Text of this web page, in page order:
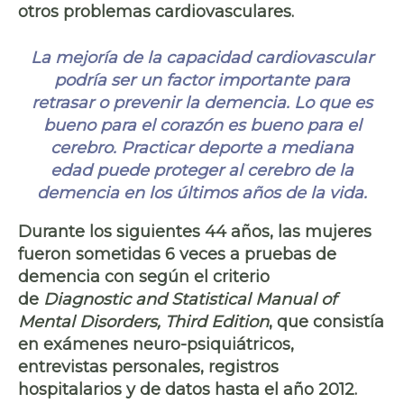
otros problemas cardiovasculares.
La mejoría de la capacidad cardiovascular
podría ser un factor importante para
retrasar o prevenir la demencia. Lo que es
bueno para el corazón es bueno para el
cerebro. Practicar deporte a mediana
edad puede proteger al cerebro de la
demencia en los últimos años de la vida.
Durante los siguientes 44 años, las mujeres
fueron sometidas 6 veces a pruebas de
demencia con según el criterio
de Diagnostic and Statistical Manual of
Mental Disorders, Third Edition, que consistía
en exámenes neuro-psiquiátricos,
entrevistas personales, registros
hospitalarios y de datos hasta el año 2012.